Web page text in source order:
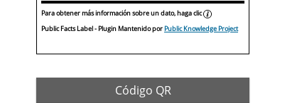
Para obtener más información sobre un dato, haga clic
Public Facts Label- Plugin Mantenido porPublic Knowledge Project
Código QR